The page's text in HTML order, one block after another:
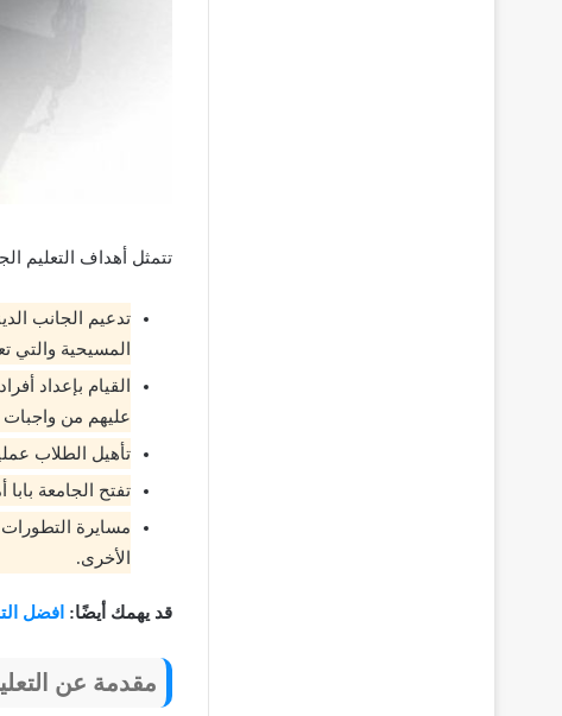
تتمثل أهداف التعليم
تدعيم الجانب
المسيحية والتي
القيام بإعداد
عليهم من
تأهيل الطلاب
تفتح الجامعة
مسايرة التطورات
الأخرى.
قد يهمك أيضًا: افضل
مقدمة عن